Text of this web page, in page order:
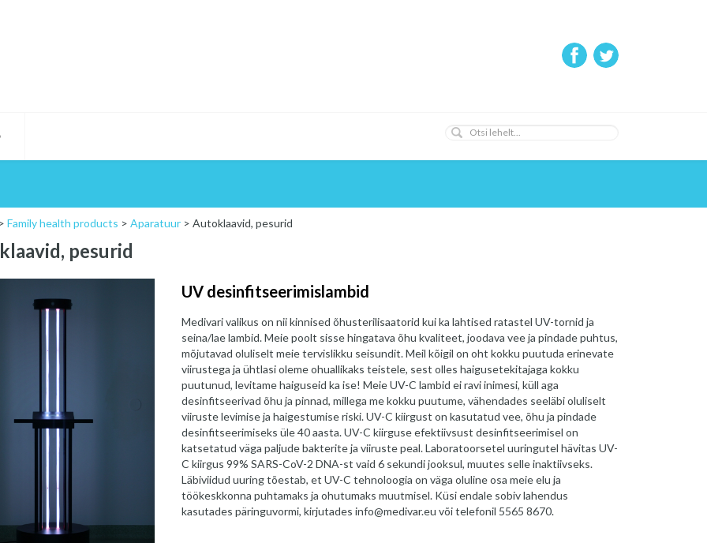
Family health products > Aparatuur > Autoklaavid, pesurid
pesurid
UV desinfitseerimislambid
Medivari valikus on nii kinnised õhusterilisaatorid kui ka lahtised ratastel UV-tornid ja
seina/lae lambid. Meie poolt sisse hingatava õhu kvaliteet, joodava vee ja pindade puhtus,
mõjutavad oluliselt meie tervislikku seisundit. Meil kõigil on oht kokku puutuda erinevate
viirustega ja ühtlasi oleme ohuallikaks teistele, sest olles haigusetekitajaga kokku
puutunud, levitame haiguseid ka ise! Meie UV-C lambid ei ravi inimesi, küll aga
desinfitseerivad õhu ja pinnad, millega me kokku puutume, vähendades seeläbi oluliselt
viiruste levimise ja haigestumise riski. UV-C kiirgust on kasutatud vee, õhu ja pindade
desinfitseerimiseks üle 40 aasta. UV-C kiirguse efektiivsust desinfitseerimisel on
katsetatud väga paljude bakterite ja viiruste peal. Laboratoorsetel uuringutel hävitas UV-
C kiirgus 99% SARS-CoV-2 DNA-st vaid 6 sekundi jooksul, muutes selle inaktiivseks.
Läbiviidud uuring tõestab, et UV-C tehnoloogia on väga oluline osa meie elu ja
töökeskkonna puhtamaks ja ohutumaks muutmisel. Küsi endale sobiv lahendus
kasutades päringuvormi, kirjutades info@medivar.eu või telefonil 5565 8670.